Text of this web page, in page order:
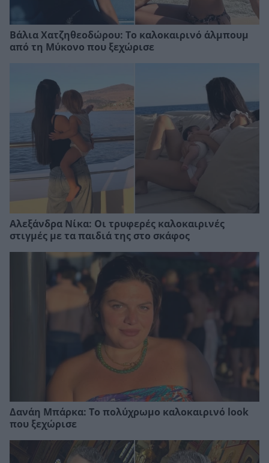
Βάλια Χατζηθεοδώρου: Το καλοκαιρινό άλμπουμ
από τη Μύκονο που ξεχώρισε
Αλεξάνδρα Νίκα: Οι τρυφερές καλοκαιρινές
στιγμές με τα παιδιά της στο σκάφος
Δανάη Μπάρκα: Το πολύχρωμο καλοκαιρινό look
που ξεχώρισε